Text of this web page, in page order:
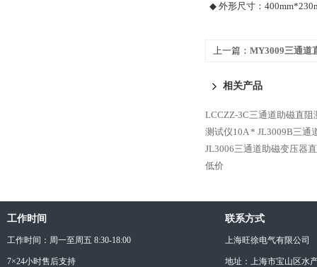
◆ 外形尺寸：
上一篇： MY3009三通道
相关产品
LCCZZ-3C三通道助磁直阻
测试仪10A * JL3009B三通
JL3006三通道助磁变压器
低价
工作时间
工作时间：周一至周五 8:30-18:00
7×24小时售后支持
联系方式
上海旺徐电气有限公司
地址：上海市宝山区水